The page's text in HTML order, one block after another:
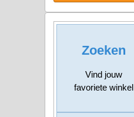
Zoeken
Vind jouw
favoriete winkel